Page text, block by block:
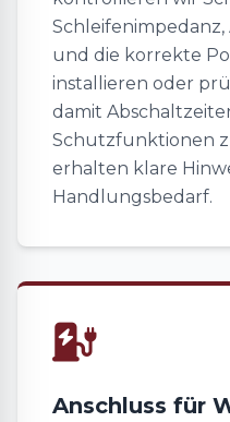
und die korrekte
installieren oder
damit
Schutzfunktionen
erhalten klare
Handlungsbedarf.
Anschluss für